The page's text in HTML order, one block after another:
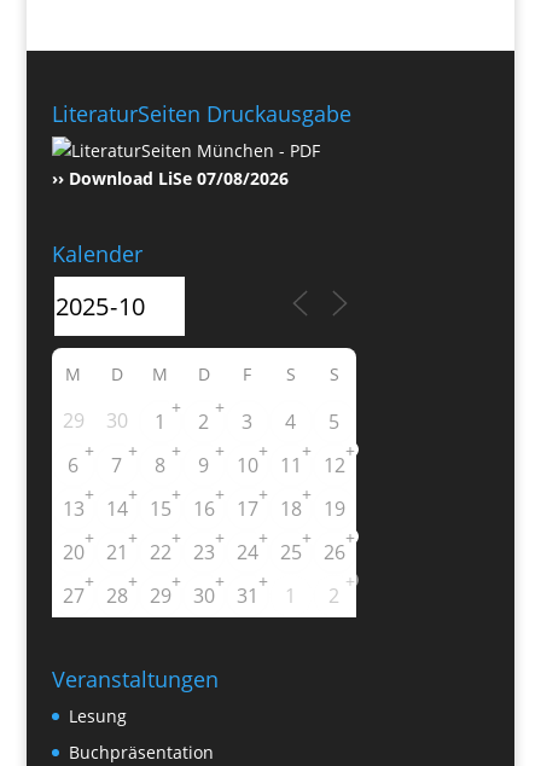
LiteraturSeiten Druckausgabe
›› Download LiSe 07/08/2026
Kalender
M D M D F S S
29 30 1
+
2
+
3 4
5
6
+
7
+
8
+
9
+
10
+
11
+
12
+
13
+
14
+
15
+
16
+
17
+
18
+
19
20
+
21
+
22
+
23
+
24
+
25
+
26
+
27
+
28
+
29
+
30
+
31
+
1 2
+
Veranstaltungen
Lesung
Buchpräsentation